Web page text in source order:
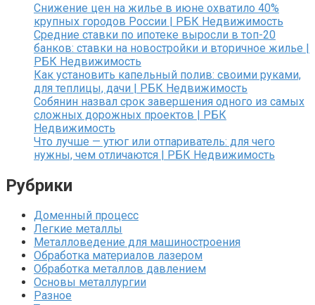
Снижение цен на жилье в июне охватило 40%
крупных городов России | РБК Недвижимость
Средние ставки по ипотеке выросли в топ-20
банков: ставки на новостройки и вторичное жилье |
РБК Недвижимость
Как установить капельный полив: своими руками,
для теплицы, дачи | РБК Недвижимость
Собянин назвал срок завершения одного из самых
сложных дорожных проектов | РБК
Недвижимость
Что лучше — утюг или отпариватель: для чего
нужны, чем отличаются | РБК Недвижимость
Рубрики
Доменный процесс
Легкие металлы
Металловедение для машиностроения
Обработка материалов лазером
Обработка металлов давлением
Основы металлургии
Разное